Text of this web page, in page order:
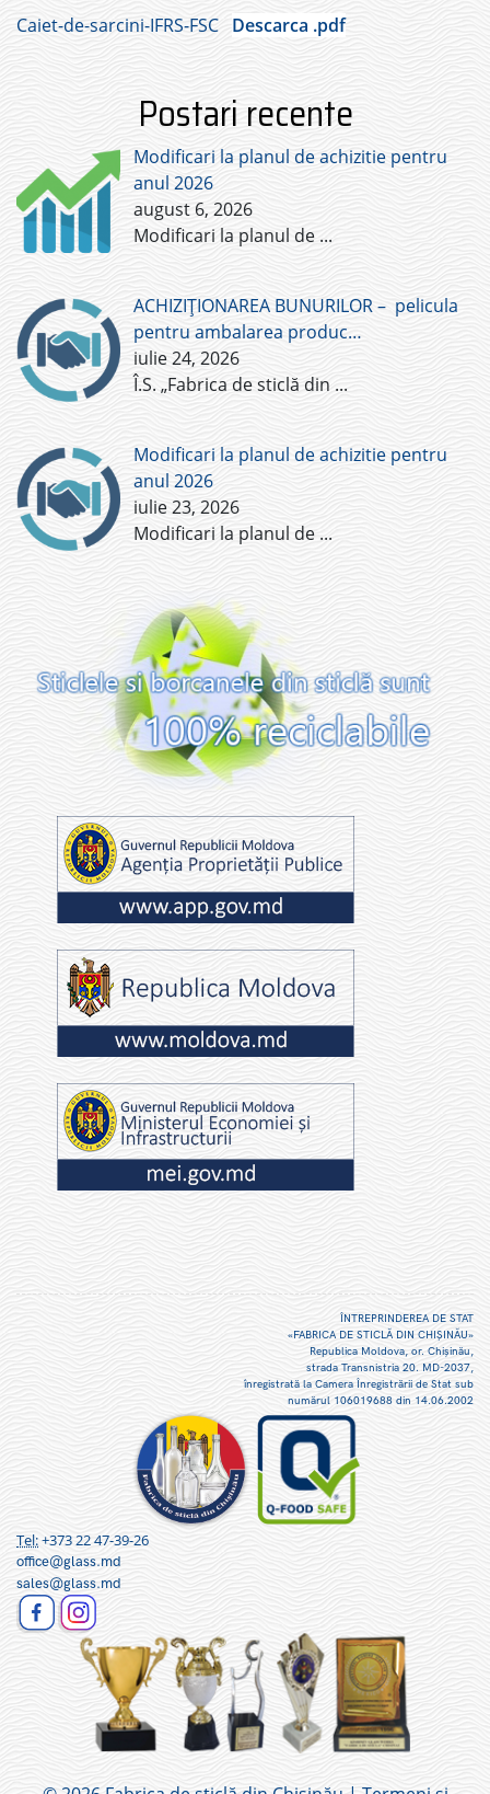
Caiet-de-sarcini-IFRS-FSC Descarca .pdf
Postari recente
Modificari la planul de achizitie pentru
anul 2026
august 6, 2026
Modificari la planul de ...
ACHIZIȚIONAREA BUNURILOR – pelicula
pentru ambalarea produc…
iulie 24, 2026
Î.S. „Fabrica de sticlă din ...
Modificari la planul de achizitie pentru
anul 2026
iulie 23, 2026
Modificari la planul de ...
ÎNTREPRINDEREA DE STAT
«FABRICA DE STICLĂ DIN CHIŞINĂU»
Republica Moldova, or. Chişinău,
strada Transnistria 20. MD-2037,
înregistrată la Camera Înregistrării de Stat sub
numărul 106019688 din 14.06.2002
Tel:+373 22 47-39-26
office@glass.md
sales@glass.md